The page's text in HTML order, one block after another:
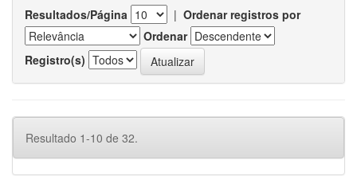
Resultados/Página | Ordenar registros por
Ordenar
Registro(s)
Resultado 1-10 de 32.